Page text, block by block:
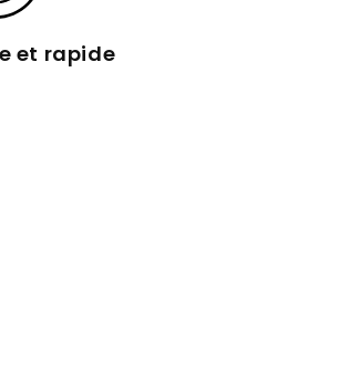
et rapide